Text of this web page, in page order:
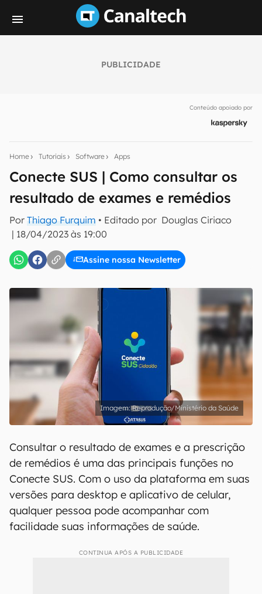
PUBLICIDADE
Conteúdo apoiado por
Home Tutoriais Software Apps
Conecte SUS | Como consultar os
resultado de exames e remédios
Por Thiago Furquim • Editado por Douglas Ciriaco
| 18/04/2023 às 19:00
Assine nossa Newsletter
notícias e reviews sobre tecnologia em primeira
inscreva-se
Confirmo que li, aceito e concordo com os
Reprodução/Ministério da Saúde
Consultar o resultado de exames e a prescrição
de remédios é uma das principais funções no
Conecte SUS. Com o uso da plataforma em suas
versões para desktop e aplicativo de celular,
qualquer pessoa pode acompanhar com
facilidade suas informações de saúde.
CONTINUA APÓS A PUBLICIDADE